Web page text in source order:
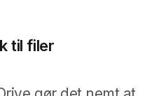
til filer